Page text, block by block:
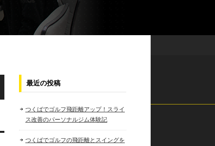
最近の投稿
つくばでゴルフ飛距離アップ！スライ
ス改善のパーソナルジム体験記
つくばでゴルフの飛距離とスイングを